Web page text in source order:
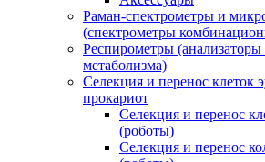
Раман-спектрометры и
(спектрометры
Респирометры (анализаторы
метаболизма)
Селекция и перенос клеток
прокариот
Селекция и перенос
(роботы)
Селекция и перенос